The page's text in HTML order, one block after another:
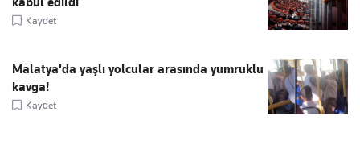
Kaydet
Malatya'da yaşlı yolcular arasında yumruklu
kavga!
Kaydet